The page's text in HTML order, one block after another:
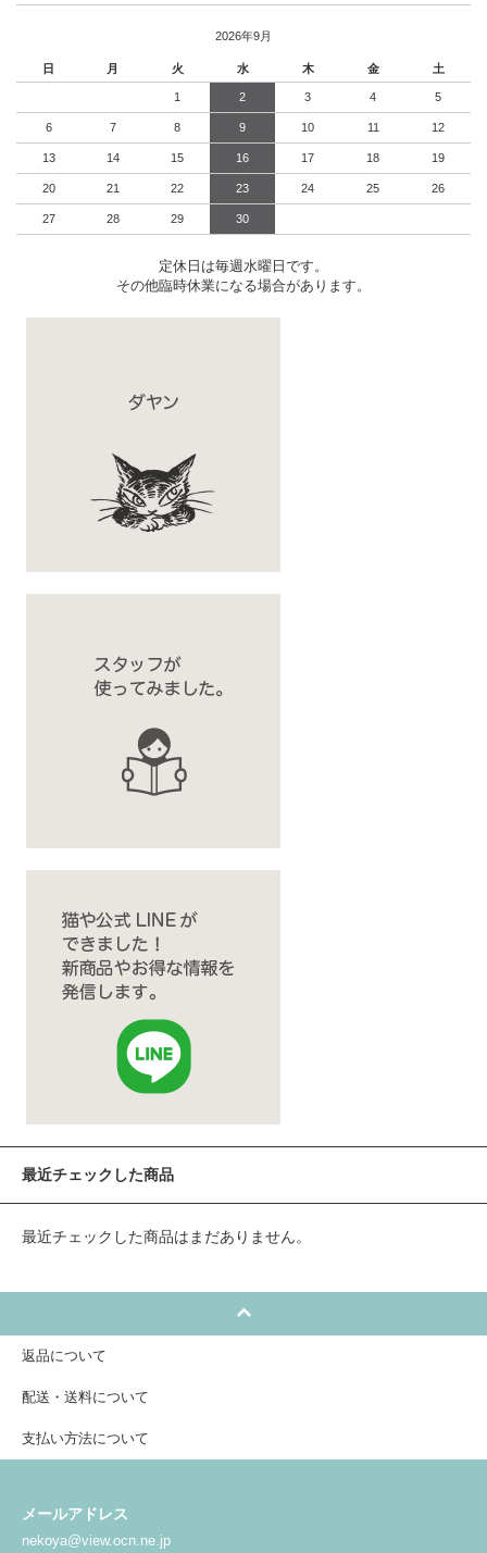
2026年9月
日 月 火 水 木 金 土
1 2 3 4 5
6 7 8 9 10 11 12
13 14 15 16 17 18 19
20 21 22 23 24 25 26
27 28 29 30
定休日は毎週水曜日です。
その他臨時休業になる場合があります。
最近チェックした商品
最近チェックした商品はまだありません。
返品について
配送・送料について
支払い方法について
メールアドレス
nekoya@view.ocn.ne.jp